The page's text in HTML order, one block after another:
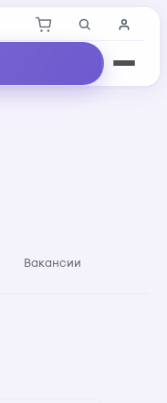
Вакансии